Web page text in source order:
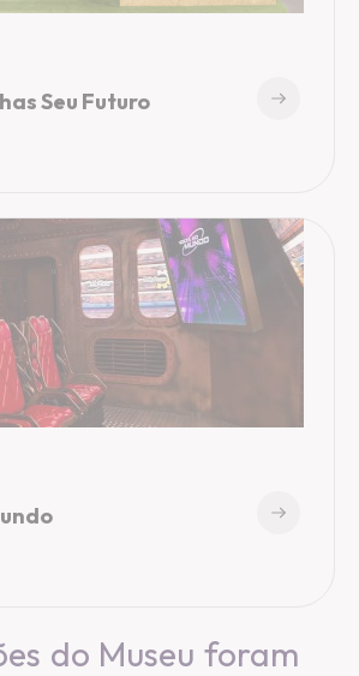
Seu Futuro
do Museu foram